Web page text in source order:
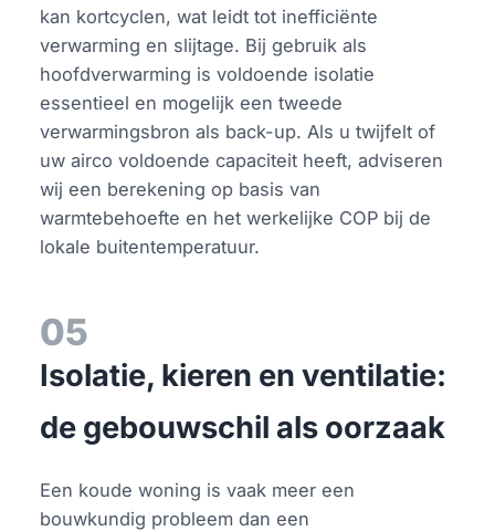
kan kortcyclen, wat leidt tot inefficiënte
verwarming en slijtage. Bij gebruik als
hoofdverwarming is voldoende isolatie
essentieel en mogelijk een tweede
verwarmingsbron als back-up. Als u twijfelt of
uw airco voldoende capaciteit heeft, adviseren
wij een berekening op basis van
warmtebehoefte en het werkelijke COP bij de
lokale buitentemperatuur.
05
Isolatie, kieren en ventilatie:
de gebouwschil als oorzaak
Een koude woning is vaak meer een
bouwkundig probleem dan een